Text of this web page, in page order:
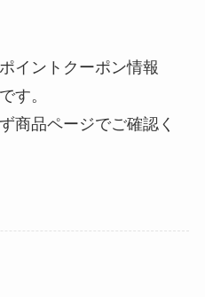
イントクーポン情報
す。
商品ページでご確認く